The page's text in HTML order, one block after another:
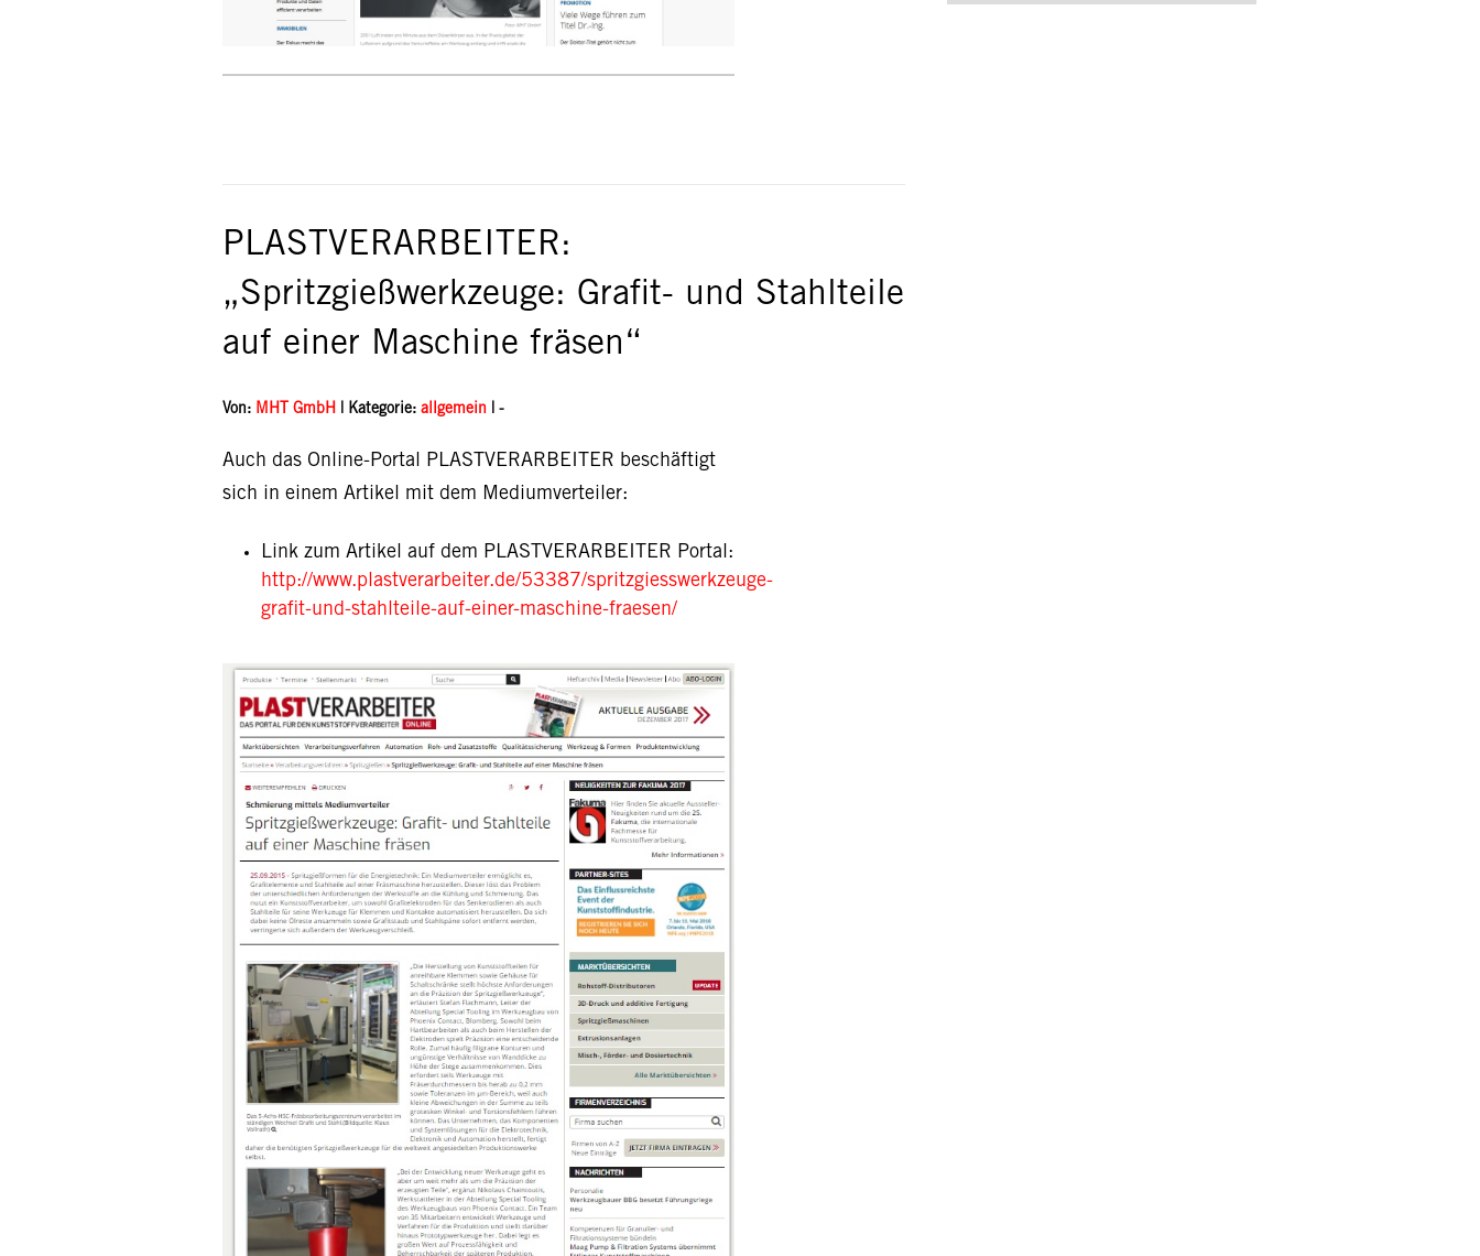
PLASTVERARBEITER:
„Spritzgießwerkzeuge: Grafit- und Stahlteile
auf einer Maschine fräsen“
Von: MHT GmbH | Kategorie: allgemein | -
Auch das Online-Portal PLASTVERARBEITER beschäftigt
sich in einem Artikel mit dem Mediumverteiler:
Link zum Artikel auf dem PLASTVERARBEITER Portal:
http://www.plastverarbeiter.de/53387/spritzgiesswerkzeuge-
grafit-und-stahlteile-auf-einer-maschine-fraesen/